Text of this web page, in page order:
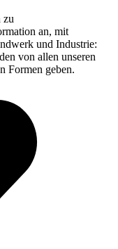
zu
an, mit
und Industrie:
von allen unseren
Formen geben.